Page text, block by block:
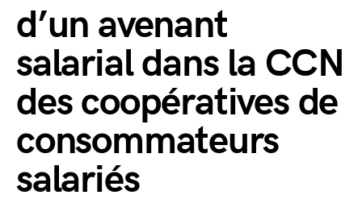
d’un avenant
salarial dans la CCN
des coopératives de
consommateurs
salariés